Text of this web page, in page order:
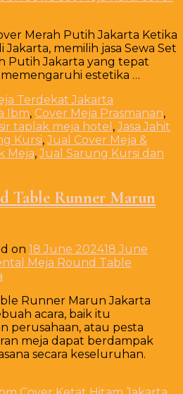
Merah Putih Jakarta Ketika
Jakarta, memilih jasa Sewa Set
Putih Jakarta yang tepat
estetika …
Ibm, Cover Meja Prasmanan,
taplak meja hotel ,Jasa Jahit
Kursi,Jual Cover Meja &
Meja,Jual Sarung Kursi dan
Table Runner Marun
on 18 June 202418 June
Meja Round Table
Runner Marun Jakarta
acara, baik itu
perusahaan, atau pesta
meja dapat berdampak
secara keseluruhan.